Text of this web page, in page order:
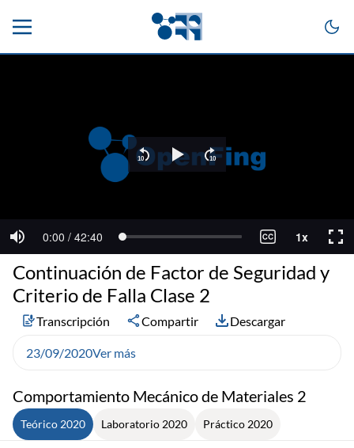
Comportamiento Mecánico de Materiales 2
Teórico 2020 Laboratorio 2020 Práctico 2020
Continuación de Factor de Seguridad y
Criterio de Falla Clase 2
Transcripción Compartir Descargar
23/09/2020Ver más